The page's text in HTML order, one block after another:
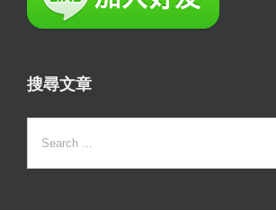
搜尋文章